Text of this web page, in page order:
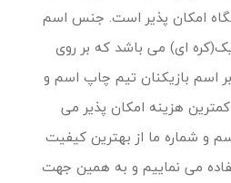
امکان پذیر است. جنس اسم
ای) می باشد که بر روی
اسم بازیکنان تیم چاپ اسم و
هزینه امکان پذیر می
و شماره ما از بهترین کیفیت
می نماییم و به همین جهت